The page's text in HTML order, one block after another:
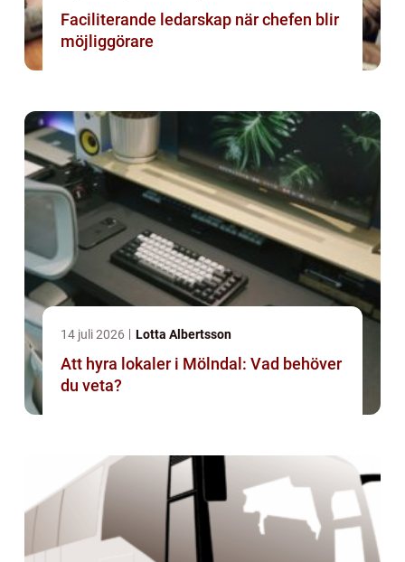
Faciliterande ledarskap när chefen blir
möjliggörare
14 juli 2026 Lotta Albertsson
Att hyra lokaler i Mölndal: Vad behöver
du veta?